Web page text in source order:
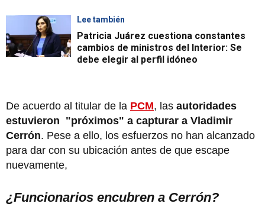
Lee también
Patricia Juárez cuestiona constantes
cambios de ministros del Interior: Se
debe elegir al perfil idóneo
De acuerdo al titular de la PCM, las autoridades
estuvieron "próximos" a capturar a Vladimir
Cerrón. Pese a ello, los esfuerzos no han alcanzado
para dar con su ubicación antes de que escape
nuevamente,
¿Funcionarios encubren a Cerrón?